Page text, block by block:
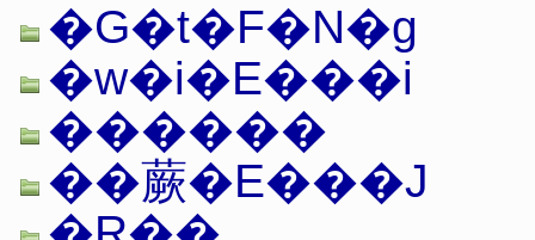
�G�t�F�N�g
�w�i�E���i
������
��蕨�E���J